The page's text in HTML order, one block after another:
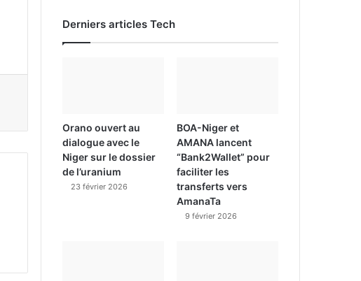
Derniers articles Tech
Orano ouvert au
dialogue avec le
Niger sur le dossier
de l’uranium
23 février 2026
BOA-Niger et
AMANA lancent
“Bank2Wallet” pour
faciliter les
transferts vers
AmanaTa
9 février 2026